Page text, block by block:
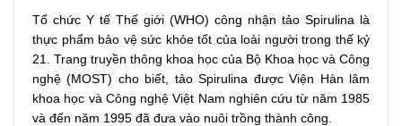
Tổ chức Y tế Thế giới (WHO) công nhận tảo Spirulina là
thực phẩm bảo vệ sức khỏe tốt của loài người trong thế kỷ
21. Trang truyền thông khoa học của Bộ Khoa học và Công
nghệ (MOST) cho biết, tảo Spirulina được Viện Hàn lâm
khoa học và Công nghệ Việt Nam nghiên cứu từ năm 1985
và đến năm 1995 đã đưa vào nuôi trồng thành công.